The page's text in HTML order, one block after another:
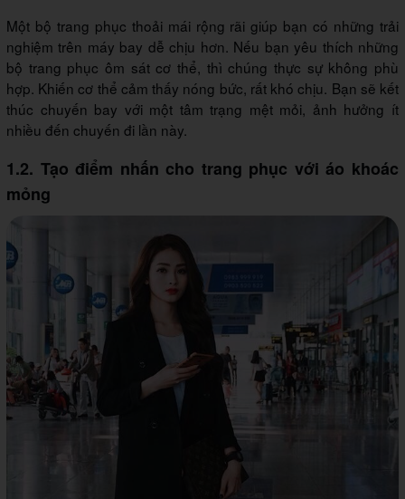
Một bộ trang phục thoải mái rộng rãi giúp bạn có những trải
nghiệm trên máy bay dễ chịu hơn. Nếu bạn yêu thích những
bộ trang phục ôm sát cơ thể, thì chúng thực sự không phù
hợp. Khiến cơ thể cảm thấy nóng bức, rất khó chịu. Bạn sẽ kết
thúc chuyến bay với một tâm trạng mệt mỏi, ảnh hưởng ít
nhiều đến chuyến đi lần này.
1.2. Tạo điểm nhấn cho trang phục với áo khoác
mỏng